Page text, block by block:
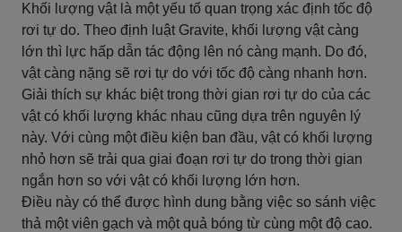
Khối lượng vật là một yếu tố quan trọng xác định tốc độ
rơi tự do. Theo định luật Gravite, khối lượng vật càng
lớn thì lực hấp dẫn tác động lên nó càng mạnh. Do đó,
vật càng nặng sẽ rơi tự do với tốc độ càng nhanh hơn.
Giải thích sự khác biệt trong thời gian rơi tự do của các
vật có khối lượng khác nhau cũng dựa trên nguyên lý
này. Với cùng một điều kiện ban đầu, vật có khối lượng
nhỏ hơn sẽ trải qua giai đoạn rơi tự do trong thời gian
ngắn hơn so với vật có khối lượng lớn hơn.
Điều này có thể được hình dung bằng việc so sánh việc
thả một viên gạch và một quả bóng từ cùng một độ cao.